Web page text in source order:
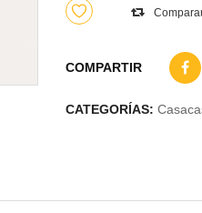
COMPARTIR
CATEGORÍAS: